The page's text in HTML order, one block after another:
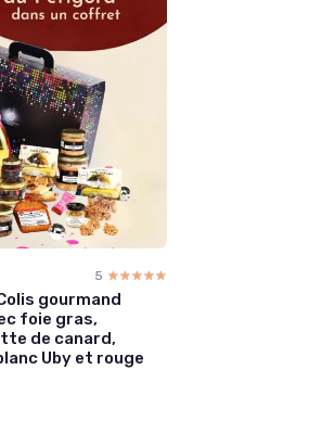
5 ☆☆☆☆☆
★★★★★
gourmand
foie gras,
de canard,
Uby et rouge